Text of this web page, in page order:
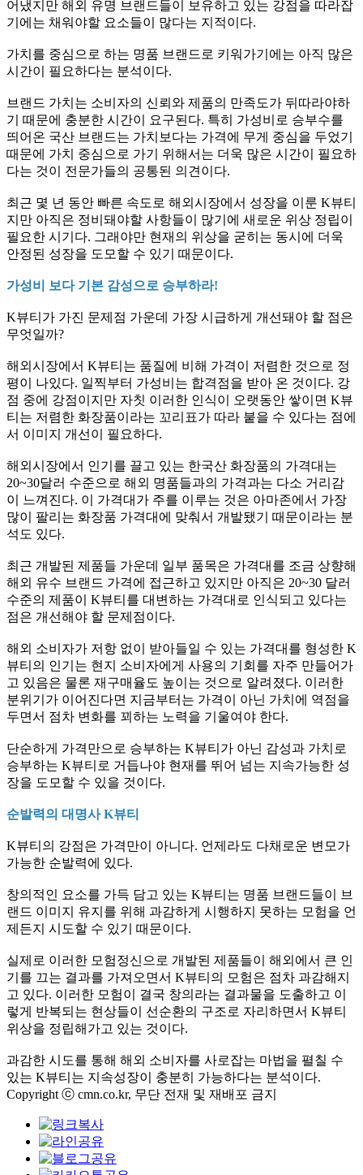
어냈지만 해외 유명 브랜드들이 보유하고 있는 강점을 따라잡
기에는 채워야할 요소들이 많다는 지적이다.
가치를 중심으로 하는 명품 브랜드로 키워가기에는 아직 많은
시간이 필요하다는 분석이다.
브랜드 가치는 소비자의 신뢰와 제품의 만족도가 뒤따라야하
기 때문에 충분한 시간이 요구된다. 특히 가성비로 승부수를
띄어온 국산 브랜드는 가치보다는 가격에 무게 중심을 두었기
때문에 가치 중심으로 가기 위해서는 더욱 많은 시간이 필요하
다는 것이 전문가들의 공통된 의견이다.
최근 몇 년 동안 빠른 속도로 해외시장에서 성장을 이룬 K뷰티
지만 아직은 정비돼야할 사항들이 많기에 새로운 위상 정립이
필요한 시기다. 그래야만 현재의 위상을 굳히는 동시에 더욱
안정된 성장을 도모할 수 있기 때문이다.
가성비 보다 기본 감성으로 승부하라!
K뷰티가 가진 문제점 가운데 가장 시급하게 개선돼야 할 점은
무엇일까?
해외시장에서 K뷰티는 품질에 비해 가격이 저렴한 것으로 정
평이 나있다. 일찍부터 가성비는 합격점을 받아 온 것이다. 강
점 중에 강점이지만 자칫 이러한 인식이 오랫동안 쌓이면 K뷰
티는 저렴한 화장품이라는 꼬리표가 따라 붙을 수 있다는 점에
서 이미지 개선이 필요하다.
해외시장에서 인기를 끌고 있는 한국산 화장품의 가격대는
20~30달러 수준으로 해외 명품들과의 가격과는 다소 거리감
이 느껴진다. 이 가격대가 주를 이루는 것은 아마존에서 가장
많이 팔리는 화장품 가격대에 맞춰서 개발됐기 때문이라는 분
석도 있다.
최근 개발된 제품들 가운데 일부 품목은 가격대를 조금 상향해
해외 유수 브랜드 가격에 접근하고 있지만 아직은 20~30 달러
수준의 제품이 K뷰티를 대변하는 가격대로 인식되고 있다는
점은 개선해야 할 문제점이다.
해외 소비자가 저항 없이 받아들일 수 있는 가격대를 형성한 K
뷰티의 인기는 현지 소비자에게 사용의 기회를 자주 만들어가
고 있음은 물론 재구매율도 높이는 것으로 알려졌다. 이러한
분위기가 이어진다면 지금부터는 가격이 아닌 가치에 역점을
두면서 점차 변화를 꾀하는 노력을 기울여야 한다.
단순하게 가격만으로 승부하는 K뷰티가 아닌 감성과 가치로
승부하는 K뷰티로 거듭나야 현재를 뛰어 넘는 지속가능한 성
장을 도모할 수 있을 것이다.
순발력의 대명사 K뷰티
K뷰티의 강점은 가격만이 아니다. 언제라도 다채로운 변모가
가능한 순발력에 있다.
창의적인 요소를 가득 담고 있는 K뷰티는 명품 브랜드들이 브
랜드 이미지 유지를 위해 과감하게 시행하지 못하는 모험을 언
제든지 시도할 수 있기 때문이다.
실제로 이러한 모험정신으로 개발된 제품들이 해외에서 큰 인
기를 끄는 결과를 가져오면서 K뷰티의 모험은 점차 과감해지
고 있다. 이러한 모험이 결국 창의라는 결과물을 도출하고 이
렇게 반복되는 현상들이 선순환의 구조로 자리하면서 K뷰티
위상을 정립해가고 있는 것이다.
과감한 시도를 통해 해외 소비자를 사로잡는 마법을 펼칠 수
있는 K뷰티는 지속성장이 충분히 가능하다는 분석이다.
Copyright ⓒ cmn.co.kr, 무단 전재 및 재배포 금지